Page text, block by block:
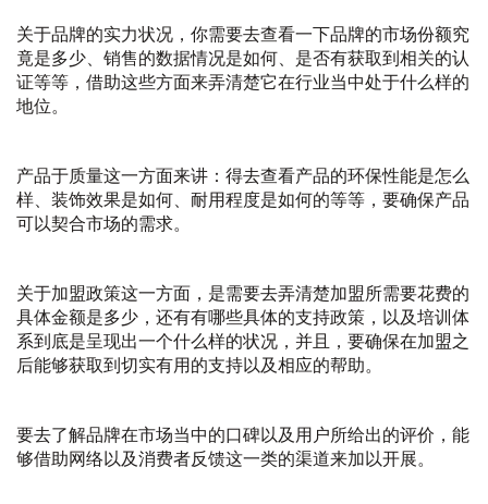
关于品牌的实力状况，你需要去查看一下品牌的市场份额究
竟是多少、销售的数据情况是如何、是否有获取到相关的认
证等等，借助这些方面来弄清楚它在行业当中处于什么样的
地位。
产品于质量这一方面来讲：得去查看产品的环保性能是怎么
样、装饰效果是如何、耐用程度是如何的等等，要确保产品
可以契合市场的需求。
关于加盟政策这一方面，是需要去弄清楚加盟所需要花费的
具体金额是多少，还有有哪些具体的支持政策，以及培训体
系到底是呈现出一个什么样的状况，并且，要确保在加盟之
后能够获取到切实有用的支持以及相应的帮助。
要去了解品牌在市场当中的口碑以及用户所给出的评价，能
够借助网络以及消费者反馈这一类的渠道来加以开展。